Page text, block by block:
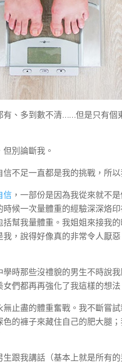
有、多到數不清……但是只有
別論斷我。
不足一直都是我的挑戰，所
信 ，一部份是因為我從來就不
候一次量體重的經驗深深烙
幫我量體重。我姐姐來接我
，說得好像真的非常令人厭
時那些沒禮貌的男生不時說
們都再再強化了我這樣的想法
止盡的體重奮戰。我不斷嘗
的褲子來藏住自己的肥大腿
跟我講話（基本上就是所有